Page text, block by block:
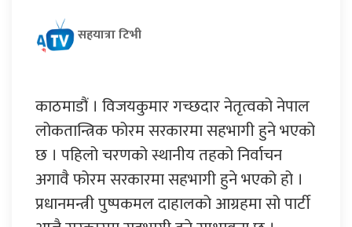
सहयात्रा टिभी
काठमाडौं । विजयकुमार गच्छदार नेतृत्वको नेपाल
लोकतान्त्रिक फोरम सरकारमा सहभागी हुने भएको
छ । पहिलो चरणको स्थानीय तहको निर्वाचन
अगावै फोरम सरकारमा सहभागी हुने भएको हो ।
प्रधानमन्त्री पुष्पकमल दाहालको आग्रहमा सो पार्टी